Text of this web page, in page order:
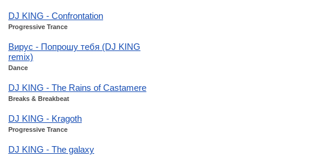
DJ KING - Confrontation
Progressive Trance
Вирус - Попрошу тебя (DJ KING
remix)
Dance
DJ KING - The Rains of Castamere
Breaks & Breakbeat
DJ KING - Kragoth
Progressive Trance
DJ KING - The galaxy